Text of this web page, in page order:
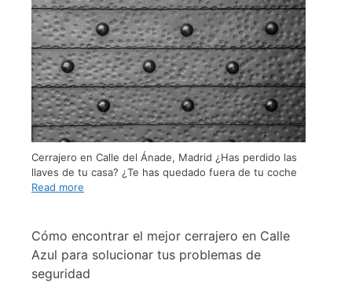
Cerrajero en Calle del Ánade, Madrid ¿Has perdido las
llaves de tu casa? ¿Te has quedado fuera de tu coche
Read more
Cómo encontrar el mejor cerrajero en Calle
Azul para solucionar tus problemas de
seguridad